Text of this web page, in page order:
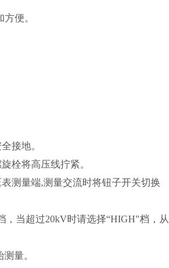
便。
接地。
栓将高压线拧紧。
测量端,测量交流时将钮子开关切换
，当超过20kV时请选择“HIGH"档，
量。